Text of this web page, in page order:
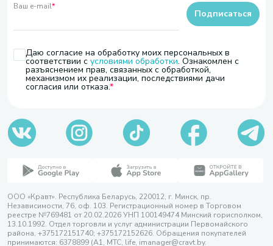
Ваш e-mail*
Даю согласие на обработку моих персональных в
соответствии с условиями обработки. Ознакомлен с
разъяснением прав, связанных с обработкой,
механизмом их реализации, последствиями дачи
согласия или отказа.
Подписаться
ООО «Кравт». Республика Беларусь, 220012, г. Минск, пр.
Независимости, 76, оф. 103. Регистрационный номер в Торговом
реестре №769481 от 20.02.2026 УНП 100149474 Минский горисполком,
13.10.1992. Отдел торговли и услуг администрации Первомайского
района, +375172151740; +375172152626. Обращения покупателей
принимаются: 6378899 (А1, МТС, life, imanager@cravt.by.